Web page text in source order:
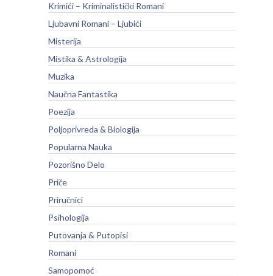
Krimići – Kriminalistički Romani
Ljubavni Romani – Ljubići
Misterija
Mistika & Astrologija
Muzika
Naučna Fantastika
Poezija
Poljoprivreda & Biologija
Popularna Nauka
Pozorišno Delo
Priče
Priručnici
Psihologija
Putovanja & Putopisi
Romani
Samopomoć